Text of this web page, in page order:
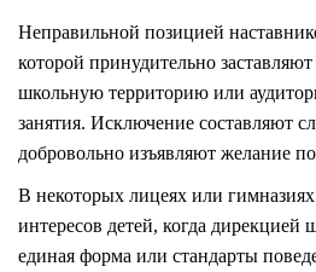
Неправильной позицией
которой принудительно
школьную территорию или
занятия. Исключение составляют
добровольно изъявляют желание
В некоторых лицеях или
интересов детей, когда дирекцией
единая форма или стандарты